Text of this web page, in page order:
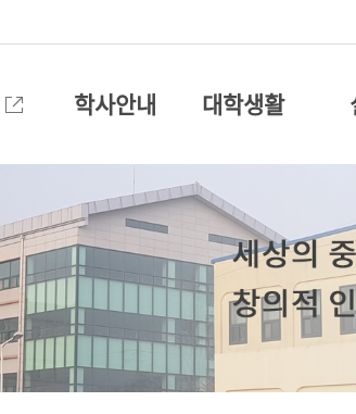
학사안내 대학생활